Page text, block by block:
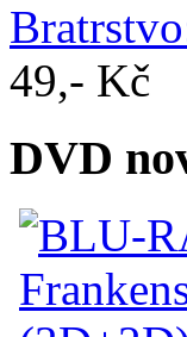
49,- Kč
DVD